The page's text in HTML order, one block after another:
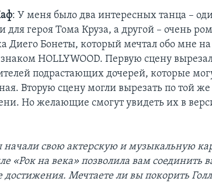
: У меня было два интересных танца –
для героя Тома Круза, а другой – очень
Диего Бонеты, который мечтал обо мне
HOLLYWOOD. Первую сцену
подрастающих дочерей, которые
Вторую сцену могли вырезать по той
Но желающие смогут увидеть их в
начали свою актерскую и музыкальную
«Рок на века» позволила вам соединить
Мечтаете ли вы покорить